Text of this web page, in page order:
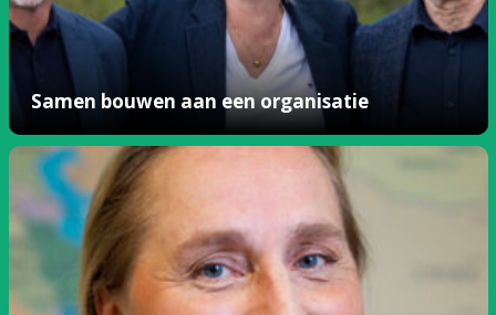
Samen bouwen aan een organisatie